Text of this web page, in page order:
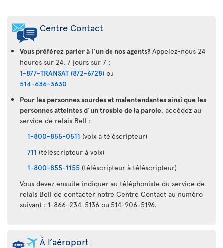
Centre Contact
Vous préférez parler à l’un de nos agents? Appelez-nous 24
heures sur 24, 7 jours sur 7 :
1-877-TRANSAT (872-6728) ou
514-636-3630
Pour les personnes sourdes et malentendantes ainsi que les
personnes atteintes d’un trouble de la parole, accédez au
service de relais Bell :
1-800-855-0511 (voix à téléscripteur)
711 (téléscripteur à voix)
1-800-855-1155 (téléscripteur à téléscripteur)
Vous devez ensuite indiquer au téléphoniste du service de
relais Bell de contacter notre Centre Contact au numéro
suivant : 1-866-234-5136 ou 514-906-5196.
À l’aéroport